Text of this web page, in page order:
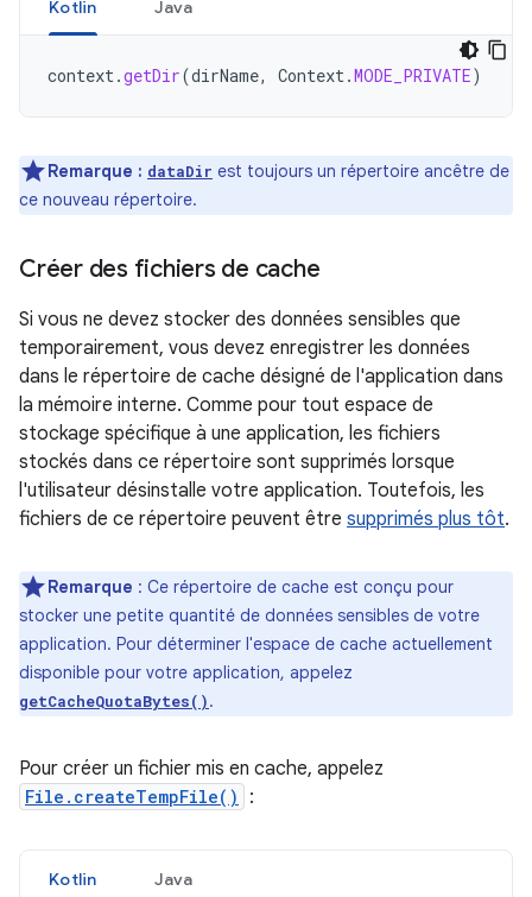
Kotlin Java
context.getDir(dirName, Context.MODE_PRIVATE)
Remarque : dataDir est toujours un répertoire ancêtre de
ce nouveau répertoire.
Créer des fichiers de cache
Si vous ne devez stocker des données sensibles que
temporairement, vous devez enregistrer les données
dans le répertoire de cache désigné de l'application dans
la mémoire interne. Comme pour tout espace de
stockage spécifique à une application, les fichiers
stockés dans ce répertoire sont supprimés lorsque
l'utilisateur désinstalle votre application. Toutefois, les
fichiers de ce répertoire peuvent être supprimés plus tôt.
Remarque : Ce répertoire de cache est conçu pour
stocker une petite quantité de données sensibles de votre
application. Pour déterminer l'espace de cache actuellement
disponible pour votre application, appelez
getCacheQuotaBytes().
Pour créer un fichier mis en cache, appelez
File.createTempFile() :
Kotlin Java